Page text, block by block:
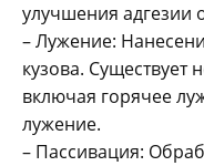
улучшения адгезии
– Лужение:
кузова. Существует
включая горячее
лужение.
– Пассивация: